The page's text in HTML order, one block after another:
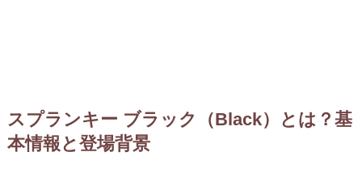
スプランキー ブラック（Black）とは？基
本情報と登場背景